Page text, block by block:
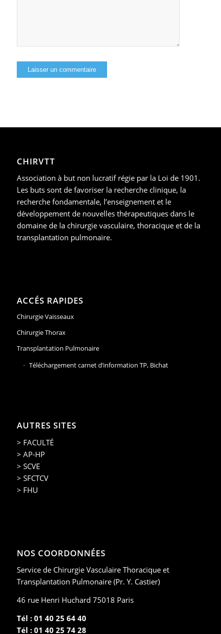
CHIRVTT
Association à but non lucratif régie par la Loi de 1901.
Les buts sont de favoriser la recherche clinique, la
recherche fondamentale, l’enseignement et le
développement de nouvelles thérapeutiques dans le
domaine de la chirurgie vasculaire, thoracique et de la
transplantation pulmonaire.
ACCÉS RAPIDES
Chirurgie Vaisseaux
Chirurgie Thorax
Transplantation Pulmonaire
Téléchargement carnet d’information TP, Bichat
AUTRES SITES
> FACULTÉ
> AP-HP
> SCVE
> SFCTCV
> FHU
NOS COORDONNÉES
Service de Chirurgie Vasculaire Thoracique et
Transplantation Pulmonaire (Pr. Y. Castier)
46 rue Henri Huchard 75018 Paris
Tél : 01 40 25 64 40
Tél : 01 40 25 74 28